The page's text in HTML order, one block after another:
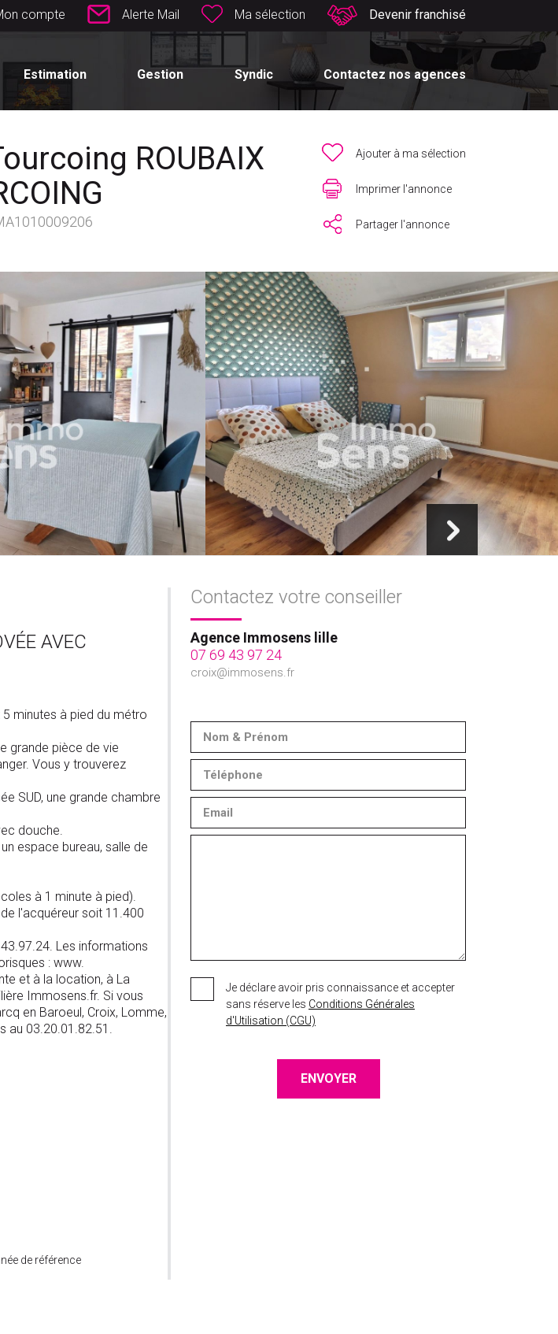
compte Alerte Mail Ma sélection Devenir franchisé
Estimation Gestion Syndic Contactez nos agences
ROUBAIX
Ajouter à ma sélection
Imprimer l'annonce
Partager l'annonce
AVEC
minutes à pied du métro
grande pièce de vie
Vous y trouverez
SUD, une grande chambre
douche.
espace bureau, salle de
à 1 minute à pied).
l'acquéreur soit 11.400
Les informations
: www.
et à la location, à La
Immosens.fr. Si vous
en Baroeul, Croix, Lomme,
au 03.20.01.82.51.
de référence
Contactez votre conseiller
Agence Immosens lille
07 69 43 97 24
croix@immosens.fr
Je déclare avoir pris connaissance et accepter
sans réserve les Conditions Générales
d'Utilisation (CGU)
ENVOYER